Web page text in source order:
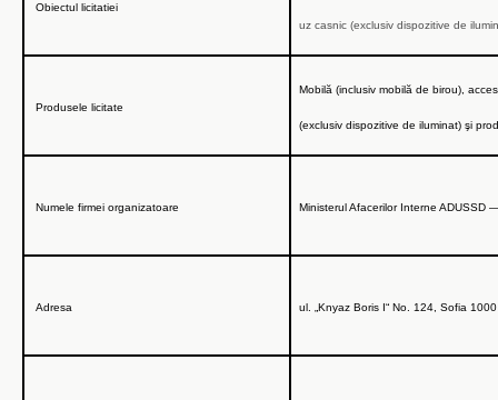
Obiectul licitatiei
uz casnic (exclusiv dispozitive de
Produsele licitate
Mobilă (inclusiv mobilă de birou),
(exclusiv dispozitive de iluminat) şi
Numele firmei organizatoare Ministerul Afacerilor Interne ADUSSD
Adresa ul. „Knyaz Boris I“ No. 124 Sofia 1000